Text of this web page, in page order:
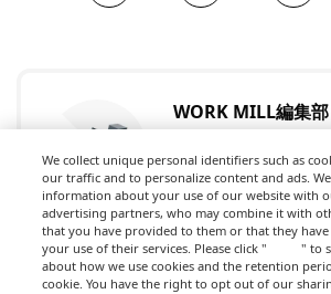
WORK MILL編集部
MILLの編集部です。はた
様々な記事を発信してい
記事を読む
We collect unique personal identifiers such as
our traffic and to personalize content and ads.
information about your use of our website with
advertising partners, who may combine it with
that you have provided to them or that they
your use of their services. Please click "
here" to
about how we use cookies and the retention
cookie. You have the right to opt out of our